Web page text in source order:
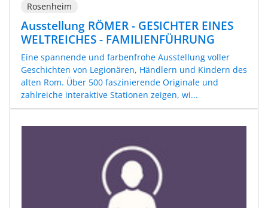
Rosenheim
Ausstellung RÖMER - GESICHTER EINES
WELTREICHES - FAMILIENFÜHRUNG
Eine spannende und farbenfrohe Ausstellung voller
Geschichten von Legionären, Händlern und Kindern des
alten Rom. Über 500 faszinierende Originale und
zahlreiche interaktive Stationen zeigen, wi...